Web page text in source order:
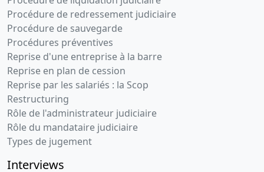
Procédure de redressement judiciaire
Procédure de sauvegarde
Procédures préventives
Reprise d'une entreprise à la barre
Reprise en plan de cession
Reprise par les salariés : la Scop
Restructuring
Rôle de l'administrateur judiciaire
Rôle du mandataire judiciaire
Types de jugement
Interviews